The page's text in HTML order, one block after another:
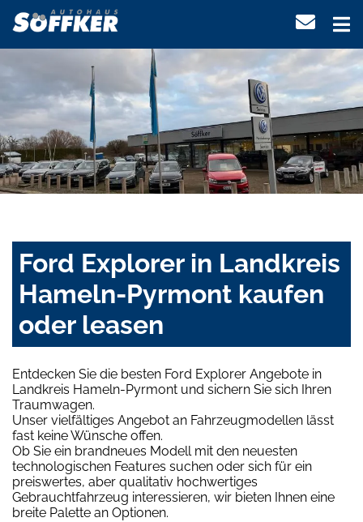
Ford Explorer in Landkreis
Hameln-Pyrmont kaufen
oder leasen
Entdecken Sie die besten Ford Explorer Angebote in
Landkreis Hameln-Pyrmont und sichern Sie sich Ihren
Traumwagen.
Unser vielfältiges Angebot an Fahrzeugmodellen lässt
fast keine Wünsche offen.
Ob Sie ein brandneues Modell mit den neuesten
technologischen Features suchen oder sich für ein
preiswertes, aber qualitativ hochwertiges
Gebrauchtfahrzeug interessieren, wir bieten Ihnen eine
breite Palette an Optionen.